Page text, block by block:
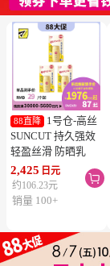
88直降
1号仓-高丝
SUNCUT 持久强效
轻盈丝滑 防晒乳
SPF50+ PA++++
50ml 3个装 阻隔紫
外线 持久耐水 户外
2,425 日元
约106.23元

销量 100+